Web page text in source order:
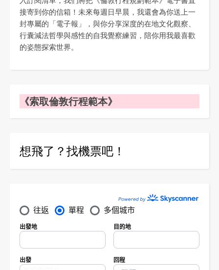
接寄到你的信箱！未來每週日早晨，我還會為你送上一
封專屬的「電子報」，與你分享深度的在地文化觀察、
行囊減法哲學與感性的自我覺察練習，陪你用我最喜歡
的姿態探索世界。
《索取倫敦行程範本》
想飛了？找機票吧！